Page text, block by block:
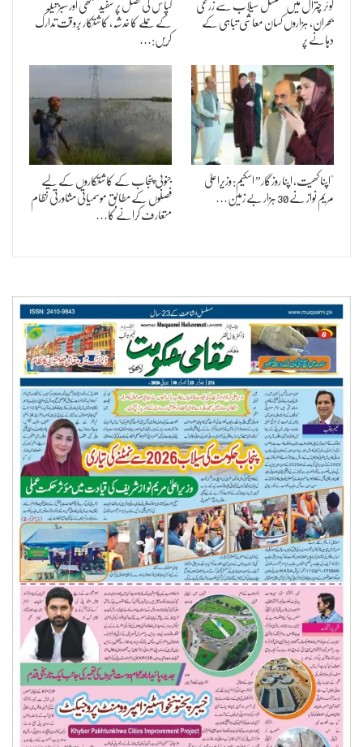
لوئر چترال میں مسلسل سیلاب سے زرعی
بحران، ہزاروں کسان معاشی تباہی کے
دہانے پر
کپاس کی فصل پر سفید مکھی اور سبز تیلہ
کے حملے کا خدشہ، کاشتکار بروقت تدارک
کریں:…
"اپنا کھیت، اپنا روزگار” اسکیم: وزیراعلیٰ
مریم نواز نے 30 ہزار بے زمین…
جنوبی پنجاب کے کاشتکاروں کے لیے
فصلوں کے مطابق موسمیاتی مشاورتی نظام
متعارف کرانے کا…